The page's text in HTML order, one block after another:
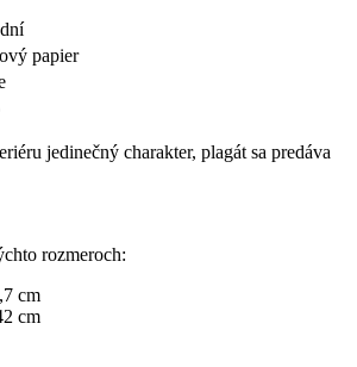
papier
jedinečný charakter, plagát sa predáva
rozmeroch:
cm
cm